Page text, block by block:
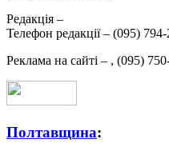
Редакція –
Телефон редакції – (095)
Реклама на сайті – , (095)
Полтавщина: